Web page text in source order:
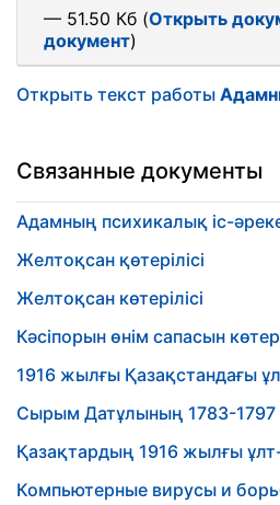
— 51.50 Кб (Открыть
документ)
Открыть текст работы
Связанные документы
Адамның психикалық іс-
Желтоқсан қөтерілісі
Желтоқсан көтерілісі
Кәсіпорын өнім сапасын
1916 жылғы Қазақстандағы
Сырым Датұлының 1783-1797
Қазақтардың 1916 жылғы ұлт-
Компьютерные вирусы и